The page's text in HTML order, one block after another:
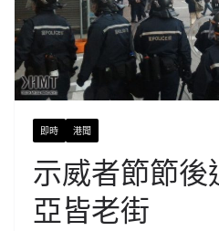
即時 港聞
示威者節節後
亞皆老街